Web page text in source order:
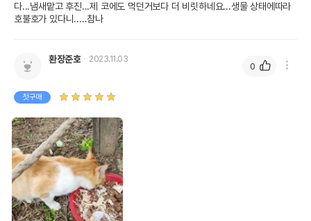
다...냄새맡고 후진...제 코에도 먹던거보다 더 비릿하네요...생물 상태에따라
호불호가 있다니.....참나
환장준호 2023.11.03
첫구매
0